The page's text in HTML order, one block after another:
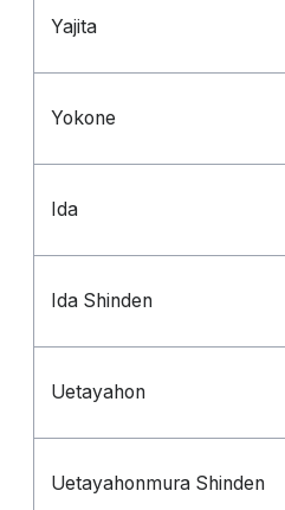
Yajita
Yokone
Ida
Ida Shinden
Uetayahon
Uetayahonmura Shinden